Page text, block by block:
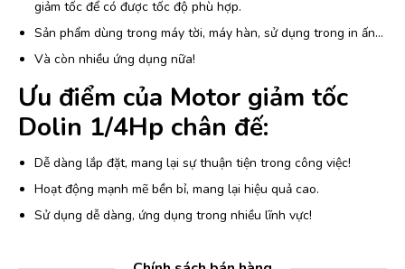
giảm tốc để có được tốc độ phù hợp.
Sản phẩm dùng trong máy tời, máy hàn, sử dụng trong in ấn…
Và còn nhiều ứng dụng nữa!
Ưu điểm của Motor giảm tốc
Dolin 1/4Hp chân đế:
Dễ dàng lắp đặt, mang lại sự thuận tiện trong công việc!
Hoạt động mạnh mẽ bền bỉ, mang lại hiệu quả cao.
Sử dụng dễ dàng, ứng dụng trong nhiều lĩnh vực!